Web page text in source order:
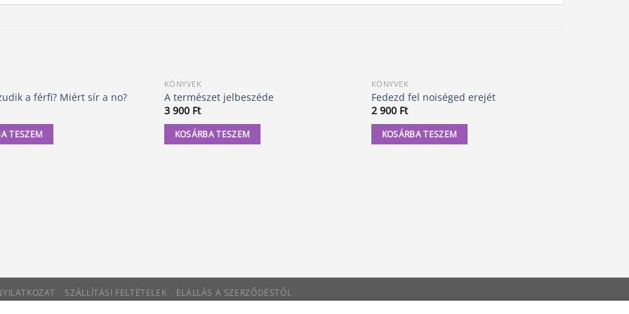
a férfi? Miért sír a no?
TESZEM
KÖNYVEK
A természet jelbeszéde
3 900 Ft
KOSÁRBA TESZEM
KÖNYVEK
Fedezd fel noiséged erejét
2 900 Ft
KOSÁRBA TESZEM
SZÁLLÍTÁSI FELTÉTELEK ELÁLLÁS A SZERZŐDÉSTŐL